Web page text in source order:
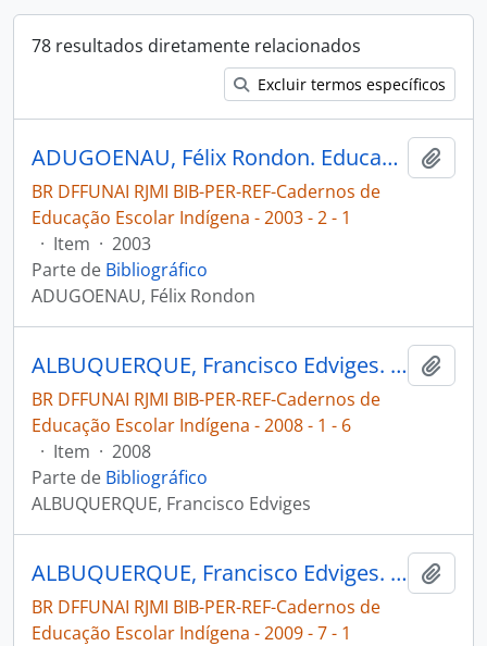
78 resultados diretamente relacionados
Excluir termos específicos
ADUGOENAU, Félix Rondon. Educação escolar indígena um caminho para a autonomia [Cadernos de Educação Escolar Indígena]
BR DFFUNAI RJMI BIB-PER-REF-Cadernos de
Educação Escolar Indígena - 2003 - 2 - 1
· Item · 2003
Parte de Bibliográfico
ADUGOENAU, Félix Rondon
ALBUQUERQUE, Francisco Edviges. Aspectos do processo de educação escolar bilíngue dos Apinayé [Cadernos de Educação Escolar Indígena]
BR DFFUNAI RJMI BIB-PER-REF-Cadernos de
Educação Escolar Indígena - 2008 - 1 - 6
· Item · 2008
Parte de Bibliográfico
ALBUQUERQUE, Francisco Edviges
ALBUQUERQUE, Francisco Edviges. Reflexões preliminares sobre a aquisição da escrita alfabética Apinayé [Cadernos de Educação Escolar Indígena]
BR DFFUNAI RJMI BIB-PER-REF-Cadernos de
Educação Escolar Indígena - 2009 - 7 - 1